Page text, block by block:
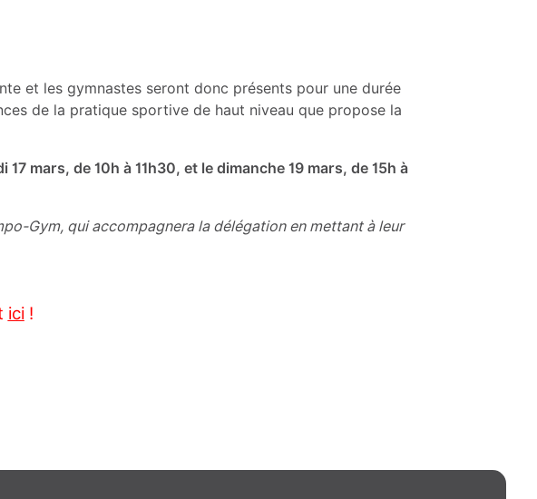
et les gymnastes seront donc présents pour une durée
de la pratique sportive de haut niveau que propose la
mars, de 10h à 11h30, et le dimanche 19 mars, de 15h à
Gym, qui accompagnera la délégation en mettant à leur
ici!